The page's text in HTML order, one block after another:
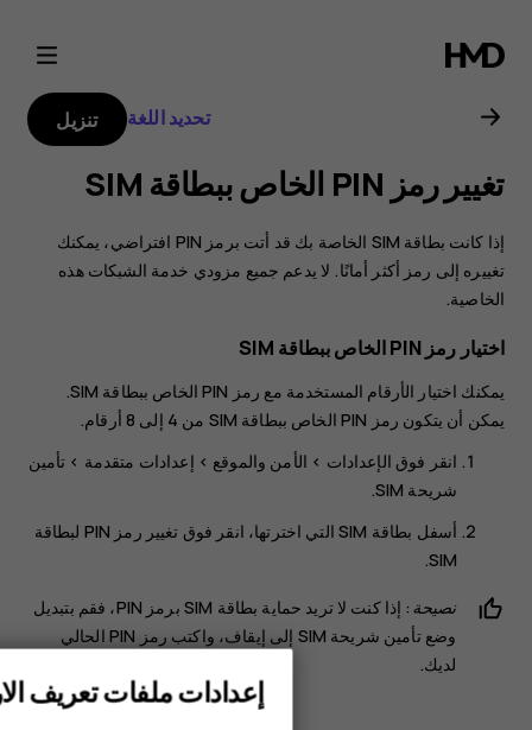
دليل
مستخدم
هاتف
Nokia
2.3
تحديد اللغة تنزيل
تغيير رمز PIN الخاص ببطاقة SIM‬
إذا كانت بطاقة SIM الخاصة بك قد أتت برمز PIN افتراضي، يمكنك
تغييره إلى رمز أكثر أمانًا. لا يدعم جميع مزودي خدمة الشبكات هذه
الخاصية.
اختيار رمز PIN الخاص ببطاقة SIM
يمكنك اختيار الأرقام المستخدمة مع رمز PIN الخاص ببطاقة SIM.
يمكن أن يتكون رمز PIN الخاص ببطاقة SIM من 4 إلى 8 أرقام.
انقر فوق الإعدادات > الأمن والموقع > إعدادات متقدمة > تأمين
شريحة SIM
.
أسفل بطاقة SIM التي اخترتها، انقر فوق
‏تغيير رمز PIN لبطاقة
SIM
.
نصيحة:
إذا كنت لا تريد حماية بطاقة SIM برمز PIN، فقم بتبديل
وضعتأمين شريحة SIM إلى إيقاف
، واكتب رمز PIN الحالي
لديك.
إعدادات ملفات تعريف